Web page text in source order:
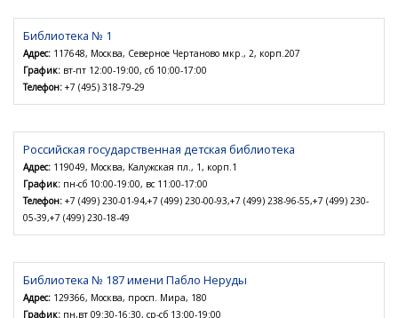
Библиотека № 1
Адрес: 117648, Москва, Северное Чертаново мкр., 2, корп.207
График: вт-пт 12:00-19:00, сб 10:00-17:00
Телефон: +7 (495) 318-79-29
Российская государственная детская библиотека
Адрес: 119049, Москва, Калужская пл., 1, корп.1
График: пн-сб 10:00-19:00, вс 11:00-17:00
Телефон: +7 (499) 230-01-94,+7 (499) 230-00-93,+7 (499) 238-96-55,+7 (499) 230-
05-39,+7 (499) 230-18-49
Библиотека № 187 имени Пабло Неруды
Адрес: 129366, Москва, просп. Мира, 180
График: пн,вт 09:30-16:30, ср-сб 13:00-19:00